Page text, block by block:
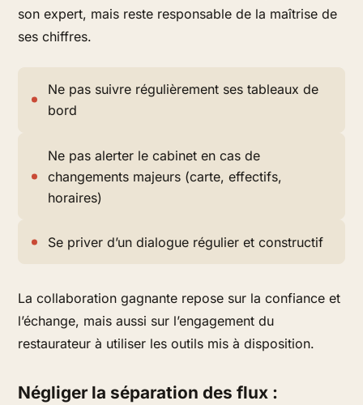
son expert, mais reste responsable de la maîtrise de
ses chiffres.
Ne pas suivre régulièrement ses tableaux de
bord
Ne pas alerter le cabinet en cas de
changements majeurs (carte, effectifs,
horaires)
Se priver d’un dialogue régulier et constructif
La collaboration gagnante repose sur la confiance et
l’échange, mais aussi sur l’engagement du
restaurateur à utiliser les outils mis à disposition.
Négliger la séparation des flux :